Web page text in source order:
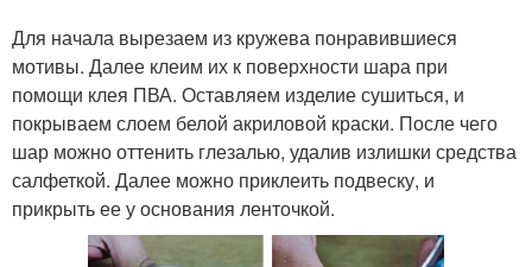
Для начала вырезаем из кружева понравившиеся
мотивы. Далее клеим их к поверхности шара при
помощи клея ПВА. Оставляем изделие сушиться, и
покрываем слоем белой акриловой краски. После чего
шар можно оттенить глезалью, удалив излишки средства
салфеткой. Далее можно приклеить подвеску, и
прикрыть ее у основания ленточкой.